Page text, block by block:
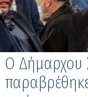
Ο Δήμαρχου